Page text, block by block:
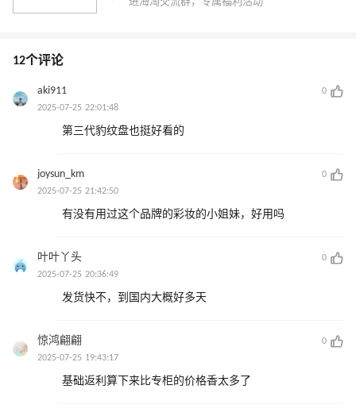
12个评论
aki911
0
2025-07-25 22:01:48
第三代豹纹盘也挺好看的
joysun_km
0
2025-07-25 21:42:50
有没有用过这个品牌的彩妆的小姐妹，好用吗
叶叶丫头
0
2025-07-25 20:36:49
发货快不，到国内大概好多天
惊鸿翩翩
0
2025-07-25 19:43:17
基础返利算下来比专柜的价格香太多了